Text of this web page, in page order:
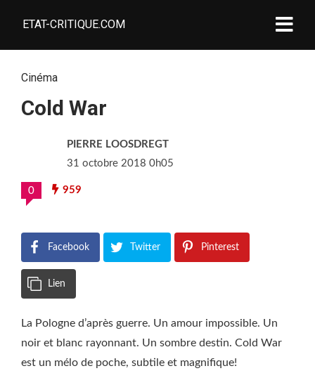
ETAT-CRITIQUE.COM
Cinéma
Cold War
PIERRE LOOSDREGT
31 octobre 2018 0h05
0 959
Facebook Twitter Pinterest
Lien
La Pologne d’après guerre. Un amour impossible. Un
noir et blanc rayonnant. Un sombre destin. Cold War
est un mélo de poche, subtile et magnifique!